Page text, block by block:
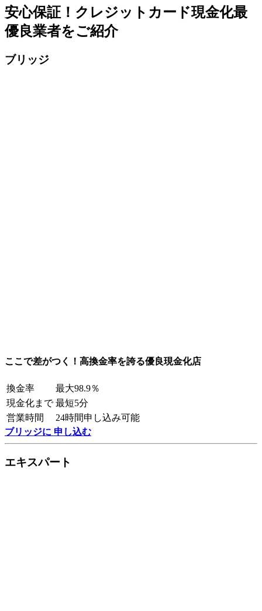
安心保証！クレジットカード現金化最
優良業者をご紹介
ブリッジ
ここで差がつく！高換金率を誇る優良現金化店
換金率
最大98.9％
現金化まで 最短5分
営業時間
24時間申し込み可能
ブリッジに 申し込む
エキスパート